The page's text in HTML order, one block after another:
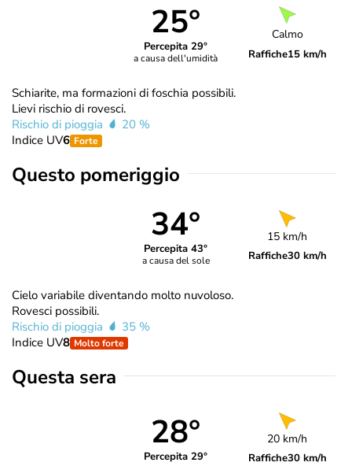
25°
Percepita 29°
a causa dell'umidità
Calmo
Raffiche15 km/h
Schiarite, ma formazioni di foschia possibili.
Lievi rischio di rovesci.
Rischio di pioggia
20 %
Indice UV6 Forte
Questo pomeriggio
34°
Percepita 43°
a causa del sole
15 km/h
Raffiche30 km/h
Cielo variabile diventando molto nuvoloso.
Rovesci possibili.
Rischio di pioggia
35 %
Indice UV8 Molto forte
Questa sera
28°
Percepita 29°
20 km/h
Raffiche30 km/h